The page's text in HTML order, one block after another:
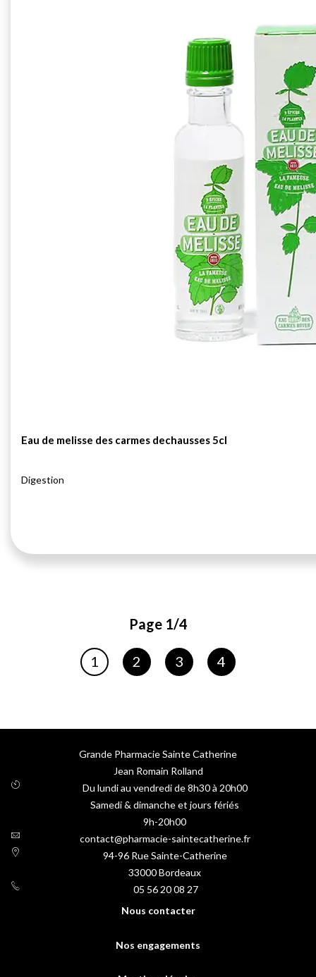
Eau de melisse des carmes dechausses 5cl
Digestion
Page 1/4
Page
Vous lisez actuellement la page
1 Page
2 Page
3 Page
4
Grande Pharmacie Sainte Catherine
Jean Romain Rolland
Du lundi au vendredi de 8h30 à 20h00
Samedi & dimanche et jours fériés
9h-20h00
contact@pharmacie-saintecatherine.fr
94-96 Rue Sainte-Catherine
33000Bordeaux
05 56 20 08 27
Nous contacter
Nos engagements